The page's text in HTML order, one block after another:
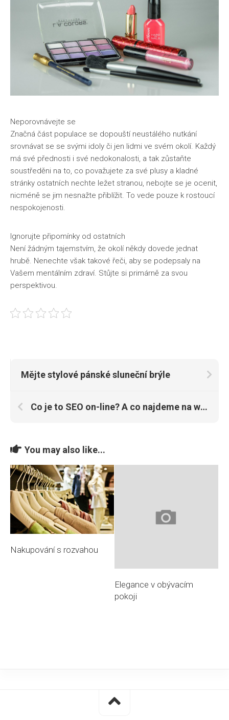
Neporovnávejte se
Značná část populace se dopouští neustálého nutkání
srovnávat se se svými idoly či jen lidmi ve svém okolí. Každý
má své přednosti i své nedokonalosti, a tak zůstaňte
soustředěni na to, co považujete za své plusy a kladné
stránky ostatních nechte ležet stranou, nebojte se je ocenit,
nicméně se jim nesnažte přiblížit. To vede pouze k rostoucí
nespokojenosti.
Ignorujte připomínky od ostatních
Není žádným tajemstvím, že okolí někdy dovede jednat
hrubě. Nenechte však takové řeči, aby se podepsaly na
Vašem mentálním zdraví. Stůjte si primárně za svou
perspektivou.
Mějte stylové pánské sluneční brýle
Co je to SEO on-line? A co najdeme na webových stránkách firem, které se jím zabývají
You may also like...
Nakupování s rozvahou
Elegance v obývacím
pokoji